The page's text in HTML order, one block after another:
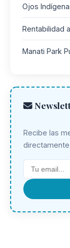
Ojos
Rentabilidad
Manati Park
Recibe las